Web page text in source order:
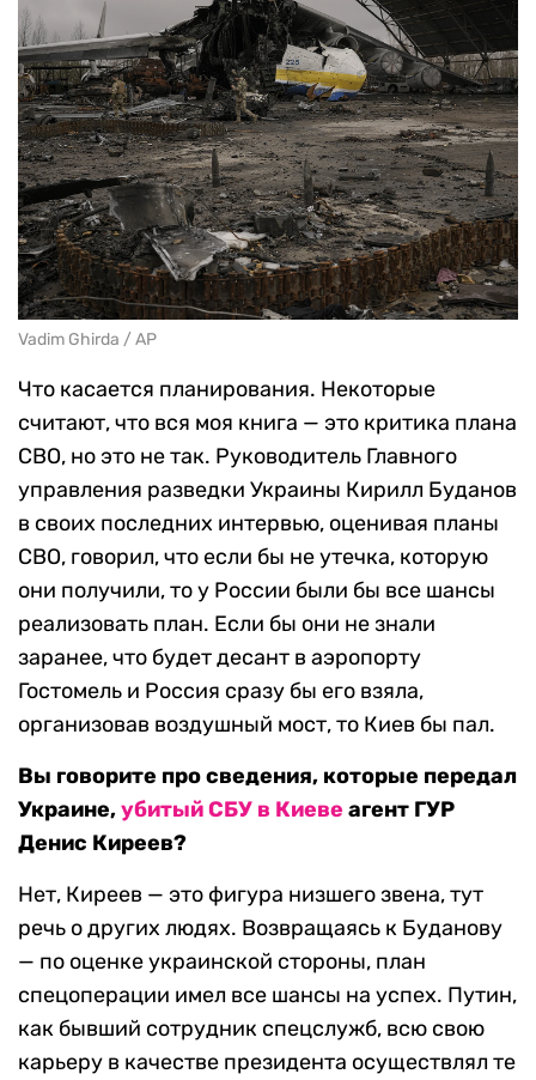
Vadim Ghirda / AP
Что касается планирования. Некоторые
считают, что вся моя книга — это критика плана
СВО, но это не так. Руководитель Главного
управления разведки Украины Кирилл Буданов
в своих последних интервью, оценивая планы
СВО, говорил, что если бы не утечка, которую
они получили, то у России были бы все шансы
реализовать план. Если бы они не знали
заранее, что будет десант в аэропорту
Гостомель и Россия сразу бы его взяла,
организовав воздушный мост, то Киев бы пал.
Вы говорите про сведения, которые передал
Украине,убитый СБУ в Киеве агент ГУР
Денис Киреев?
Нет, Киреев — это фигура низшего звена, тут
речь о других людях. Возвращаясь к Буданову
— по оценке украинской стороны, план
спецоперации имел все шансы на успех. Путин,
как бывший сотрудник спецслужб, всю свою
карьеру в качестве президента осуществлял те